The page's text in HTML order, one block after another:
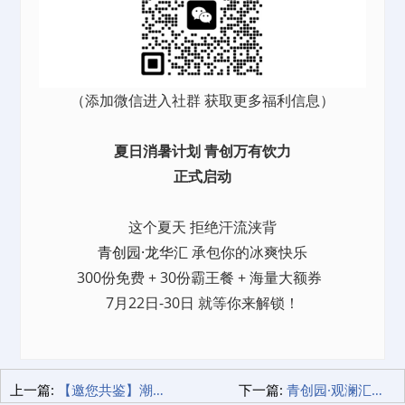
（添加微信进入社群 获取更多福利信息）
夏日消暑计划 青创万有饮力
正式启动
这个夏天 拒绝汗流浃背
青创园·龙华汇承包你的冰爽快乐
300份免费 + 30份霸王餐 + 海量大额券
7月22日-30日 就等你来解锁！
上一篇: 【邀您共鉴】潮玩生态时代战略发布私享沙龙落地青创园·观澜汇！7.0时代战略发布+5000㎡孵化基地揭幕！ 下一篇: 青创园·观澜汇璀璨新星 三乔文化潮玩直播基地盛大开业！